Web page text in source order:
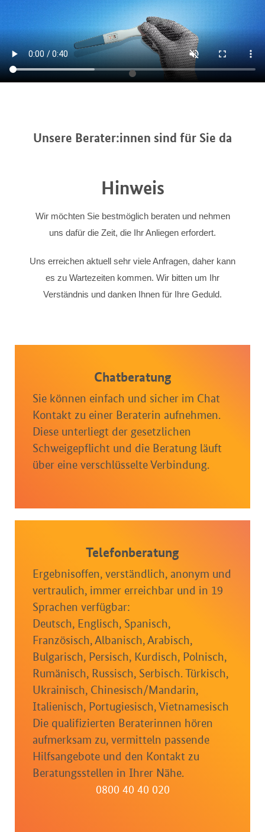
Unsere Berater:innen sind für Sie da
Hinweis
Wir möchten Sie bestmöglich beraten und nehmen
uns dafür die Zeit, die Ihr Anliegen erfordert.
Uns erreichen aktuell sehr viele Anfragen, daher kann
es zu Wartezeiten kommen. Wir bitten um Ihr
Verständnis und danken Ihnen für Ihre Geduld.
Chatberatung
Sie können einfach und sicher im Chat
Kontakt zu einer Beraterin aufnehmen.
Diese unterliegt der gesetzlichen
Schweigepflicht und die Beratung läuft
über eine verschlüsselte Verbindung.
Telefonberatung
Ergebnisoffen, verständlich, anonym und
vertraulich, immer erreichbar und in 19
Sprachen verfügbar:
Deutsch, Englisch, Spanisch,
Französisch, Albanisch, Arabisch,
Bulgarisch, Persisch, Kurdisch, Polnisch,
Rumänisch, Russisch, Serbisch. Türkisch,
Ukrainisch, Chinesisch/Mandarin,
Italienisch, Portugiesisch, Vietnamesisch
Die qualifizierten Beraterinnen hören
aufmerksam zu, vermitteln passende
Hilfsangebote und den Kontakt zu
Beratungsstellen in Ihrer Nähe.
0800 40 40 020